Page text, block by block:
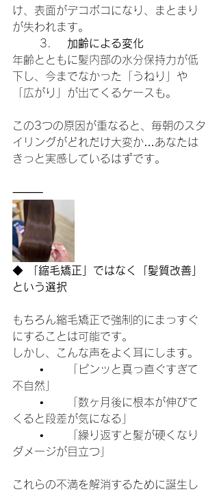
け、表面がデコボコになり、まとまり
が失われます。
加齢による変化
年齢とともに髪内部の水分保持力が低
下し、今までなかった「うねり」や
「広がり」が出てくるケースも。
この3つの原因が重なると、毎朝のスタ
イリングがどれだけ大変か…あなたは
きっと実感しているはずです。
⸻
◆ 「縮毛矯正」ではなく「髪質改善」
という選択
もちろん縮毛矯正で強制的にまっすぐ
にすることは可能です。
しかし、こんな声をよく耳にします。
不自然」
くると段差が気になる」
ダメージが目立つ」
これらの不満を解消するために誕生し